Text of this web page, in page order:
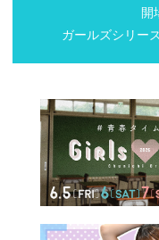
開
ガールズシリー